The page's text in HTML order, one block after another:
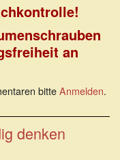
an
bitteAnmelden.
denken